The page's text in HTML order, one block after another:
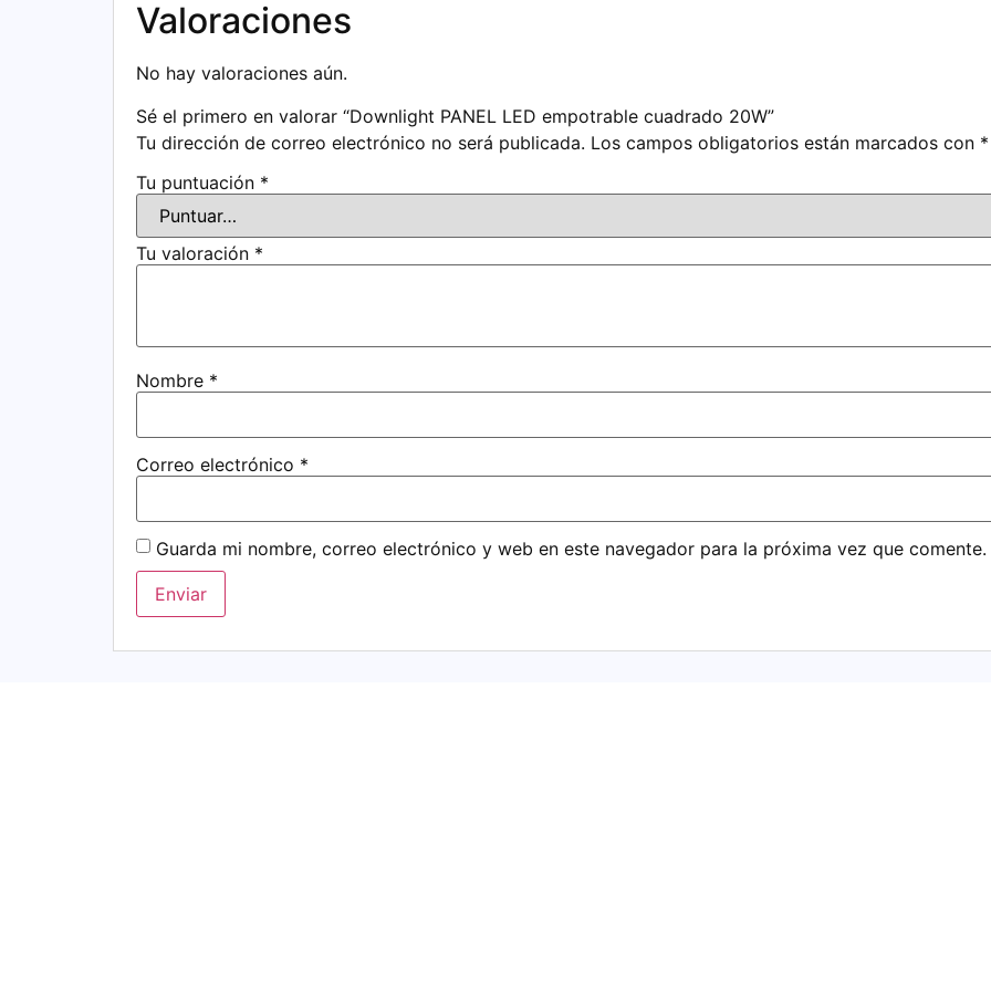
Valoraciones
No hay valoraciones aún.
Sé el primero en valorar “Downlight PANEL LED empotrable cuadrado 20W”
Tu dirección de correo electrónico no será publicada. Los campos obligatorios están marcados con *
Tu puntuación *
Tu valoración *
Nombre *
Correo electrónico *
Guarda mi nombre, correo electrónico y web en este navegador para la próxima vez que comente.